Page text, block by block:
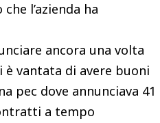
l’azienda ha
ancora una volta
è vantata di avere buoni
pec dove annunciava 41
a tempo